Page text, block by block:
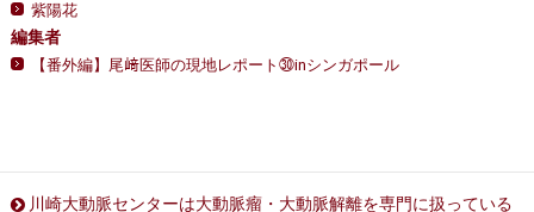
紫陽花
編集者
【番外編】尾﨑医師の現地レポート㉚inシンガポール
川崎大動脈センターは大動脈瘤・大動脈解離を専門に扱っている